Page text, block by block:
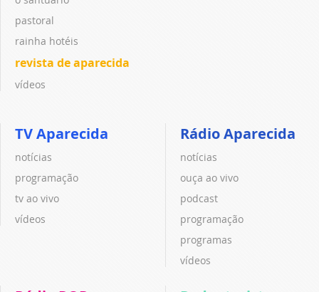
pastoral
rainha hotéis
revista de aparecida
vídeos
TV Aparecida
notícias
programação
tv ao vivo
vídeos
Rádio Aparecida
notícias
ouça ao vivo
podcast
programação
programas
vídeos